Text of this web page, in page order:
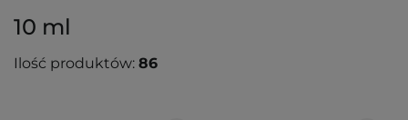
10 ml
Ilość produktów: 86